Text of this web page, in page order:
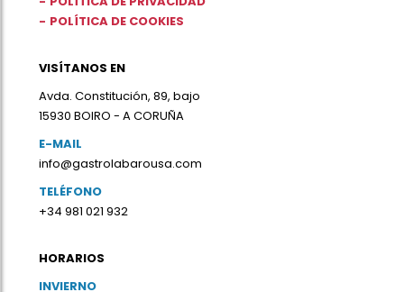
POLÍTICA DE COOKIES
VISÍTANOS EN
Avda. Constitución, 89, bajo
15930 BOIRO - A CORUÑA
E-MAIL
info@gastrolabarousa.com
TELÉFONO
+34 981 021 932
HORARIOS
INVIERNO